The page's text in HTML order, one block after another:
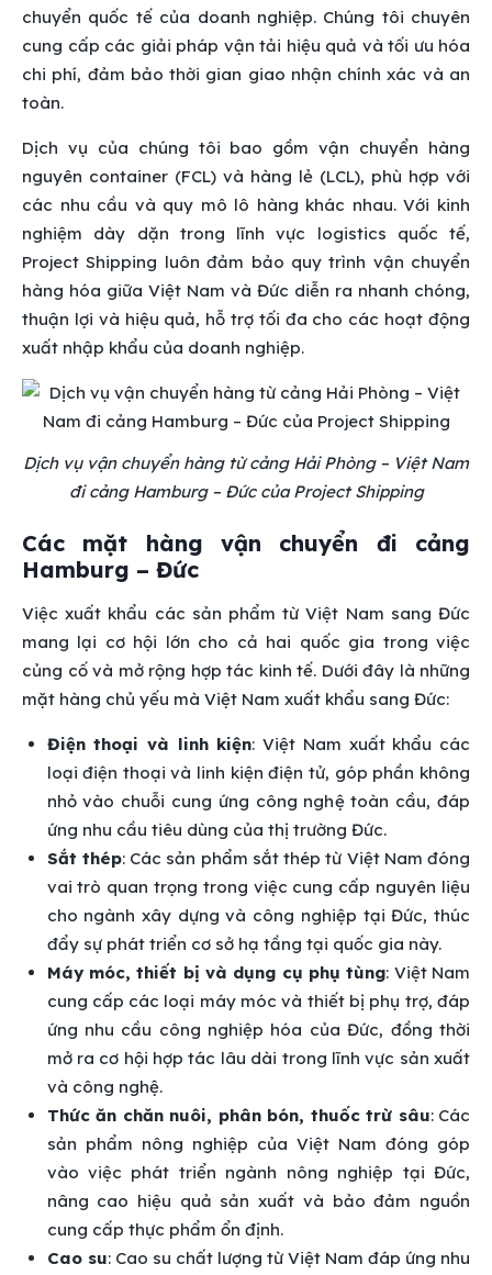
chuyển quốc tế của doanh nghiệp. Chúng tôi chuyên
cung cấp các giải pháp vận tải hiệu quả và tối ưu hóa
chi phí, đảm bảo thời gian giao nhận chính xác và an
toàn.
Dịch vụ của chúng tôi bao gồm vận chuyển hàng
nguyên container (FCL) và hàng lẻ (LCL), phù hợp với
các nhu cầu và quy mô lô hàng khác nhau. Với kinh
nghiệm dày dặn trong lĩnh vực logistics quốc tế,
Project Shipping luôn đảm bảo quy trình vận chuyển
hàng hóa giữa Việt Nam và Đức diễn ra nhanh chóng,
thuận lợi và hiệu quả, hỗ trợ tối đa cho các hoạt động
xuất nhập khẩu của doanh nghiệp.
Dịch vụ vận chuyển hàng từ cảng Hải Phòng – Việt Nam
đi cảng Hamburg – Đức của Project Shipping
Các mặt hàng vận chuyển đi cảng
Hamburg – Đức
Việc xuất khẩu các sản phẩm từ Việt Nam sang Đức
mang lại cơ hội lớn cho cả hai quốc gia trong việc
củng cố và mở rộng hợp tác kinh tế. Dưới đây là những
mặt hàng chủ yếu mà Việt Nam xuất khẩu sang Đức:
Điện thoại và linh kiện: Việt Nam xuất khẩu các
loại điện thoại và linh kiện điện tử, góp phần không
nhỏ vào chuỗi cung ứng công nghệ toàn cầu, đáp
ứng nhu cầu tiêu dùng của thị trường Đức.
Sắt thép: Các sản phẩm sắt thép từ Việt Nam đóng
vai trò quan trọng trong việc cung cấp nguyên liệu
cho ngành xây dựng và công nghiệp tại Đức, thúc
đẩy sự phát triển cơ sở hạ tầng tại quốc gia này.
Máy móc, thiết bị và dụng cụ phụ tùng: Việt Nam
cung cấp các loại máy móc và thiết bị phụ trợ, đáp
ứng nhu cầu công nghiệp hóa của Đức, đồng thời
mở ra cơ hội hợp tác lâu dài trong lĩnh vực sản xuất
và công nghệ.
Thức ăn chăn nuôi, phân bón, thuốc trừ sâu: Các
sản phẩm nông nghiệp của Việt Nam đóng góp
vào việc phát triển ngành nông nghiệp tại Đức,
nâng cao hiệu quả sản xuất và bảo đảm nguồn
cung cấp thực phẩm ổn định.
Cao su: Cao su chất lượng từ Việt Nam đáp ứng nhu